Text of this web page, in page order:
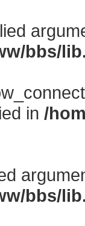
bbs/
in /
bbs/